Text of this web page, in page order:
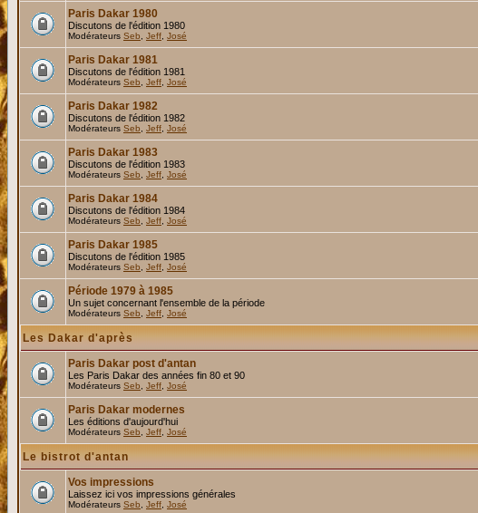
Paris Dakar 1980
Discutons de l'édition 1980
Modérateurs Seb Jeff José
Paris Dakar 1981
Discutons de l'édition 1981
Modérateurs Seb Jeff José
Paris Dakar 1982
Discutons de l'édition 1982
Modérateurs Seb Jeff José
Paris Dakar 1983
Discutons de l'édition 1983
Modérateurs Seb Jeff José
Paris Dakar 1984
Discutons de l'édition 1984
Modérateurs Seb Jeff José
Paris Dakar 1985
Discutons de l'édition 1985
Modérateurs Seb Jeff José
Période 1979 à 1985
Un sujet concernant l'ensemble de la période
Modérateurs Seb Jeff José
Les Dakar d'après
Paris Dakar post d'antan
Les Paris Dakar des années fin 80 et 90
Modérateurs Seb Jeff José
Paris Dakar modernes
Les éditions d'aujourd'hui
Modérateurs Seb Jeff José
Le bistrot d'antan
Vos impressions
Laissez ici vos impressions générales
Modérateurs Seb Jeff José